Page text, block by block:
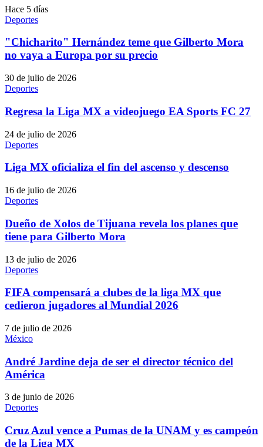
Hace 5 días
Deportes
"Chicharito" Hernández teme que Gilberto Mora
no vaya a Europa por su precio
30 de julio de 2026
Deportes
Regresa la Liga MX a videojuego EA Sports FC 27
24 de julio de 2026
Deportes
Liga MX oficializa el fin del ascenso y descenso
16 de julio de 2026
Deportes
Dueño de Xolos de Tijuana revela los planes que
tiene para Gilberto Mora
13 de julio de 2026
Deportes
FIFA compensará a clubes de la liga MX que
cedieron jugadores al Mundial 2026
7 de julio de 2026
México
André Jardine deja de ser el director técnico del
América
3 de junio de 2026
Deportes
Cruz Azul vence a Pumas de la UNAM y es campeón
de la Liga MX